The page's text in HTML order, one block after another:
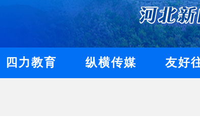
四力教育 纵横传媒 友好